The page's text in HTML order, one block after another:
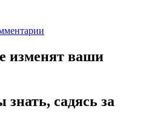
изменят ваши
садясь за